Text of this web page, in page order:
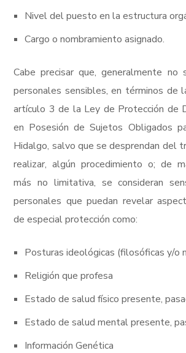
Nivel del puesto en la estructura
Cargo o nombramiento asignado.
Cabe precisar que, generalmente no
personales sensibles, en términos de
artículo 3 de la Ley de Protección de
en Posesión de Sujetos Obligados
Hidalgo, salvo que se desprendan del
realizar, algún procedimiento o; de
más no limitativa, se consideran
personales que puedan revelar
de especial protección como:
Posturas ideológicas (filosóficas y/o
Religión que profesa
Estado de salud físico presente,
Estado de salud mental presente,
Información Genética